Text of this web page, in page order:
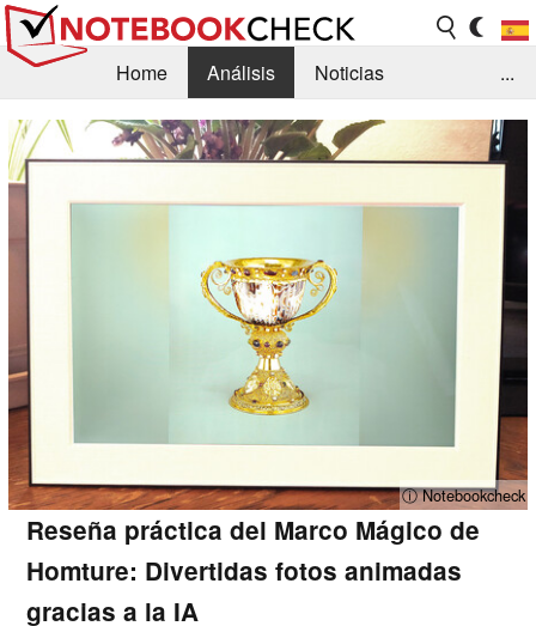
Home Análisis
Noticias
FAQ/Técnica
Biblioteca
Orientación para la Compra
Contacto
...
ⓘ Notebookcheck
Reseña práctica del Marco Mágico de
Homture: Divertidas fotos animadas
gracias a la IA